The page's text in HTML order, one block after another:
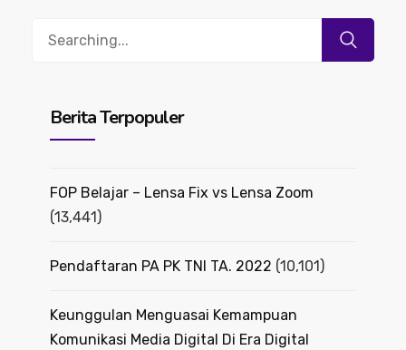
Berita Terpopuler
FOP Belajar – Lensa Fix vs Lensa Zoom
(13,441)
Pendaftaran PA PK TNI TA. 2022 (10,101)
Keunggulan Menguasai Kemampuan
Komunikasi Media Digital Di Era Digital